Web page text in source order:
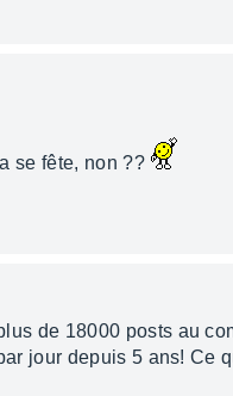
se fête, non ??
de 18000 posts au
jour depuis 5 ans! Ce